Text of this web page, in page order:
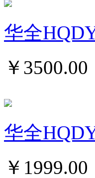
华全
￥ 3500.00
华全
￥ 1999.00